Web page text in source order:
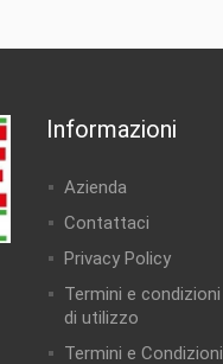
Informazioni
Azienda
Contattaci
Privacy Policy
Termini e condizioni
di utilizzo
Termini e Condizioni